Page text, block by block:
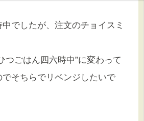
でしたが、注文のチョイスミ
つごはん四六時中”に変わって
そちらでリベンジしたいで